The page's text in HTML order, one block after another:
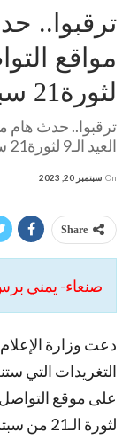
ترقبوا..
لثورة21 سبتمبر
ترقبوا.. حدث هام
العيد الـ9 لثورة21 سبتمبر
On سبتمبر 20, 2023
Share
صنعاء- يمني
دعت وزارة
التغريدات التي
على موقع التواصل
لثورة الـ21 من سبتمبر.